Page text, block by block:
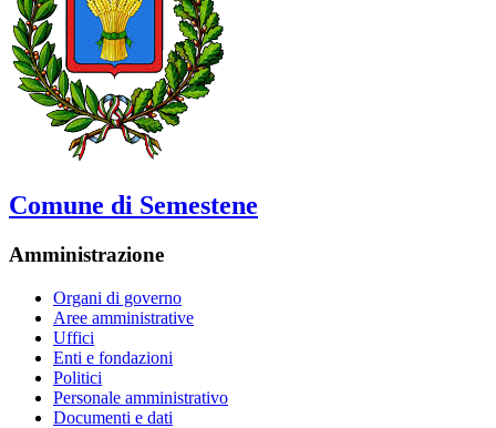
Comune di Semestene
Amministrazione
Organi di governo
Aree amministrative
Uffici
Enti e fondazioni
Politici
Personale amministrativo
Documenti e dati